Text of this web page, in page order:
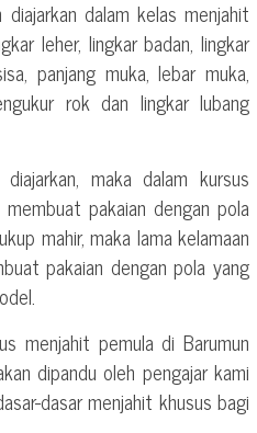
dalam kelas menjahit
leher, lingkar badan, lingkar
panjang muka, lebar muka,
rok dan lingkar lubang
maka dalam kursus
pakaian dengan pola
mahir, maka lama kelamaan
pakaian dengan pola yang
menjahit pemula di Barumun
dipandu oleh pengajar kami
dasar menjahit khusus bagi